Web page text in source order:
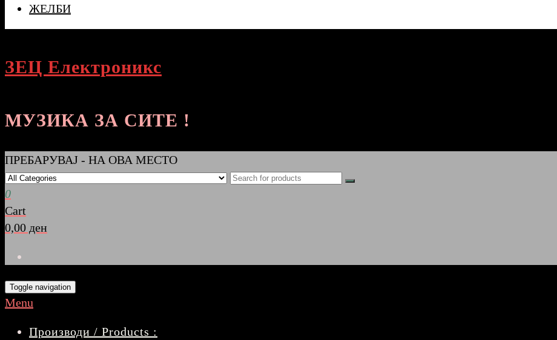
ЖЕЛБИ
ЗЕЦ Електроникс
МУЗИКА ЗА СИТЕ !
ПРЕБАРУВАЈ - НА ОВА МЕСТО
0
Cart
0,00 ден
Toggle navigation
Menu
Производи / Products :